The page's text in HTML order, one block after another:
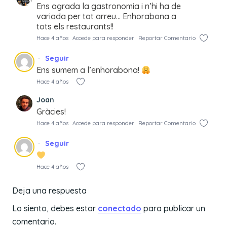
Ens agrada la gastronomia i n’hi ha de
variada per tot arreu… Enhorabona a
tots els restaurants!!
Hace 4 años Accede para responder Reportar Comentario
Seguir
Ens sumem a l’enhorabona!
Hace 4 años
Joan
Gràcies!
Hace 4 años Accede para responder Reportar Comentario
Seguir
Hace 4 años
Deja una respuesta
Lo siento, debes estar conectado para publicar un
comentario.